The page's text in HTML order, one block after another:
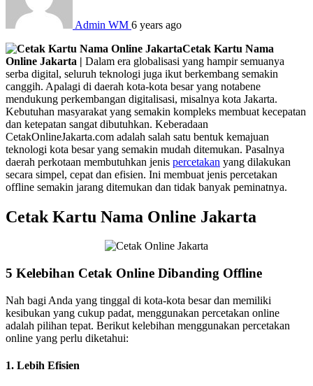
Admin WM 6 years ago
Cetak Kartu Nama
Online Jakarta | Dalam era globalisasi yang hampir semuanya
serba digital, seluruh teknologi juga ikut berkembang semakin
canggih. Apalagi di daerah kota-kota besar yang notabene
mendukung perkembangan digitalisasi, misalnya kota Jakarta.
Kebutuhan masyarakat yang semakin kompleks membuat kecepatan
dan ketepatan sangat dibutuhkan. Keberadaan
CetakOnlineJakarta.com adalah salah satu bentuk kemajuan
teknologi kota besar yang semakin mudah ditemukan. Pasalnya
daerah perkotaan membutuhkan jenis percetakan yang dilakukan
secara simpel, cepat dan efisien. Ini membuat jenis percetakan
offline semakin jarang ditemukan dan tidak banyak peminatnya.
Cetak Kartu Nama Online Jakarta
5 Kelebihan Cetak Online Dibanding Offline
Nah bagi Anda yang tinggal di kota-kota besar dan memiliki
kesibukan yang cukup padat, menggunakan percetakan online
adalah pilihan tepat. Berikut kelebihan menggunakan percetakan
online yang perlu diketahui:
1. Lebih Efisien